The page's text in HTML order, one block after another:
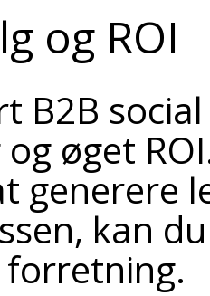
og ROI
B2B
øget
generere
kan